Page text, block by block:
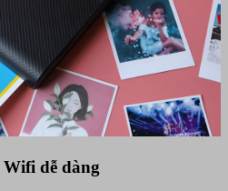
dễ dàng